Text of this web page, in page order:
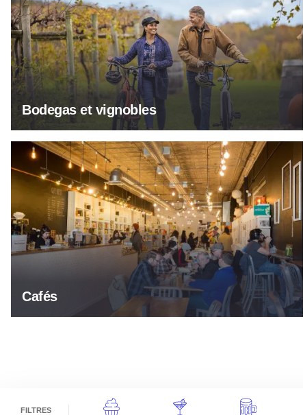
Bodegas et vignobles
Cafés
Cafés
FILTRES